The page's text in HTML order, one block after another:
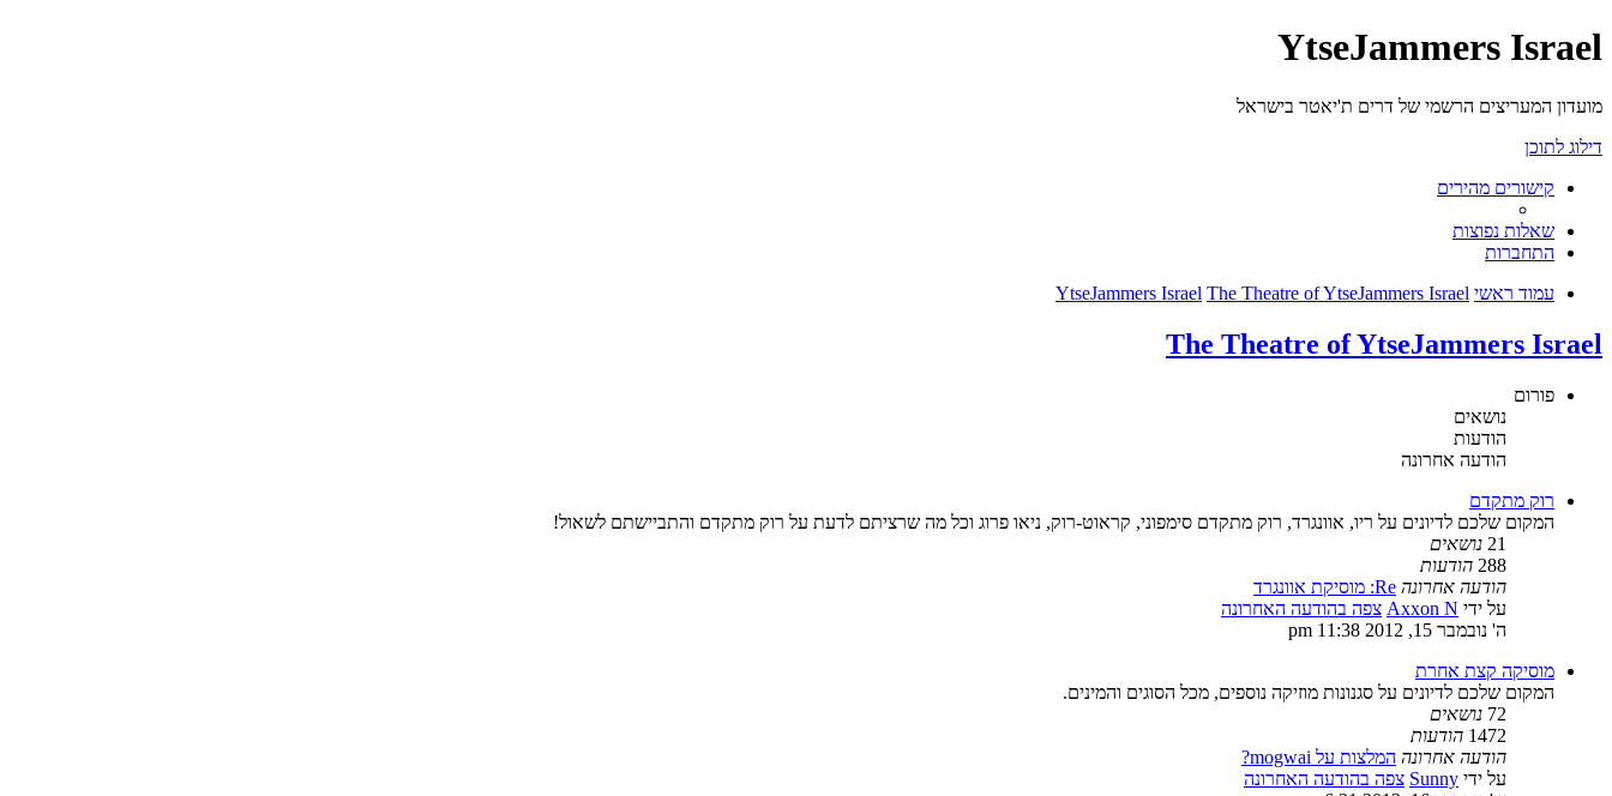
YtseJammers Israel
מועדון המעריצים הרשמי של דרים ת'יאטר בישראל
דילוג לתוכן
קישורים מהירים
שאלות נפוצות
התחברות
עמוד ראשי
YtseJammers Israel The Theatre of YtseJammers Israel
The Theatre of YtseJammers Israel
פורום
נושאים
הודעות
הודעה אחרונה
רוק מתקדם
המקום שלכם לדיונים על ריו, אוונגרד, רוק מתקדם סימפוני, קראוט-רוק, ניאו פרוג וכל מה שרציתם לדעת על רוק מתקדם והתביישתם לשאול!
21 נושאים
288 הודעות
הודעה אחרונה Re: מוסיקת אוונגרד
על ידי Axxon N צפה בהודעה האחרונה
ה' נובמבר 15, 2012 11:38 pm
מוסיקה קצת אחרת
המקום שלכם לדיונים על סגנונות מוזיקה נוספים, מכל הסוגים והמינים.
72 נושאים
1472 הודעות
הודעה אחרונה המלצות על mogwai?
על ידי Sunny צפה בהודעה האחרונה